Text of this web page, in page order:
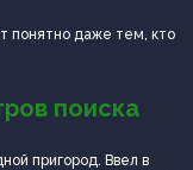
понятно даже тем, кто
поиска
пригород. Ввел в